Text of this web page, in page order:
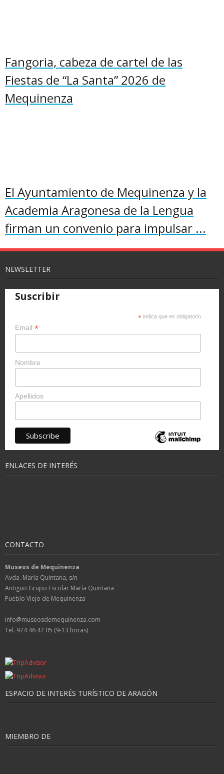
Fangoria, cabeza de cartel de las
Fiestas de “La Santa” 2026 de
Mequinenza
El Ayuntamiento de Mequinenza y la
Academia Aragonesa de la Lengua
firman un convenio para impulsar ...
NEWSLETTER
Suscribir
* indica que es obligatorio
Email *
Nombre
Apellidos
ENLACES DE INTERÉS
CONTACTO
Museos de Mequinenza
Avda. María Quintana, s/n
Antiguo Grupo Escolar María Quintana
Pueblo Viejo de Mequinenza
info@museosdemequinenza.com
Tel. 974 46 47 05 (9-13 horas)
ESPACIO DE INTERÉS TURÍSTICO DE ARAGÓN
MIEMBRO DE